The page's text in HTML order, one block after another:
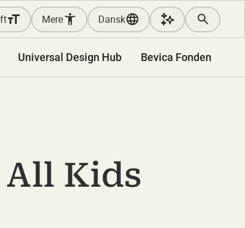
Mere Dansk
Universal Design Hub Bevica Fonden
Kids